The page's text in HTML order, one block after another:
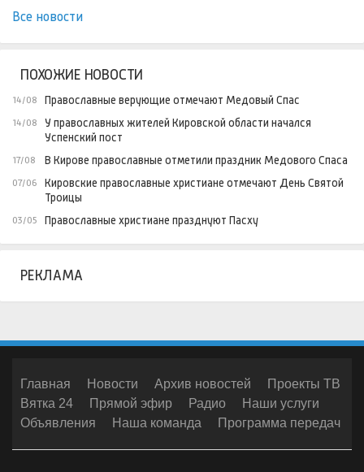
Все новости
ПОХОЖИЕ НОВОСТИ
14/08 Православные верующие отмечают Медовый Спас
14/08
У православных жителей Кировской области начался
Успенский пост
17/08 В Кирове православные отметили праздник Медового Спаса
07/06
Кировские православные христиане отмечают День Святой
Троицы
03/05 Православные христиане празднуют Пасху
РЕКЛАМА
Главная Новости Архив новостей
Проекты ТВ
Вятка 24
Прямой эфир Радио
Наши услуги
Объявления
Наша команда Программа передач